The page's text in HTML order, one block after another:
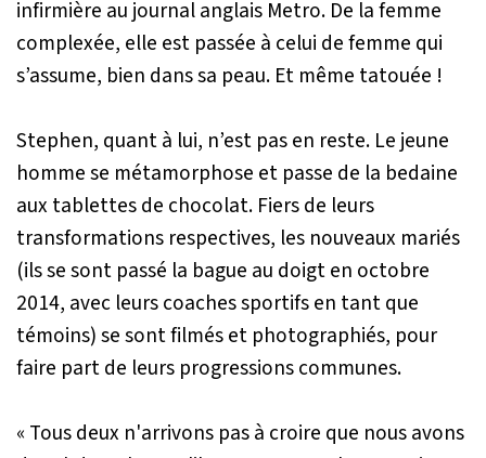
infirmière au journal anglais Metro. De la femme
complexée, elle est passée à celui de femme qui
s’assume, bien dans sa peau. Et même tatouée !
Stephen, quant à lui, n’est pas en reste. Le jeune
homme se métamorphose et passe de la bedaine
aux tablettes de chocolat. Fiers de leurs
transformations respectives, les nouveaux mariés
(ils se sont passé la bague au doigt en octobre
2014, avec leurs coaches sportifs en tant que
témoins)se sont filmés et photographiés, pour
faire part de leurs progressions communes.
« Tous deux n'arrivons pas à croire que nous avons